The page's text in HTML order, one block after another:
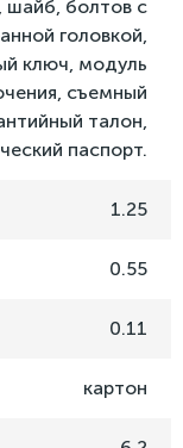
шайб, болтов с
головкой,
ключ, модуль
съемный
талон,
паспорт.
1.25
0.55
0.11
картон